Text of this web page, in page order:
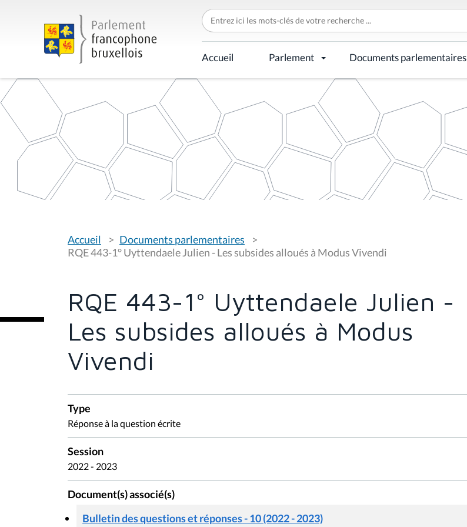
C
h
e
r
c
h
r
p
Accueil Parlement Documents parlementaires
o
u
s
s
Accueil
Documents parlementaires
RQE 443-1° Uyttendaele Julien - Les subsides alloués à Modus Vivendi
RQE 443-1° Uyttendaele Julien -
Les subsides alloués à Modus
Vivendi
Type
Réponse à la question écrite
Session
2022 - 2023
Document(s) associé(s)
Bulletin des questions et réponses - 10 (2022 - 2023)